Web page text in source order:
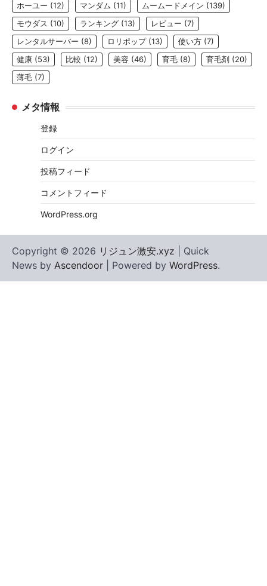
ホーユー (12) マンダム (11) ムームードメイン (139)
モウダス (10) ランキング (13) レビュー (7)
レンタルサーバー (8) ロリポップ(13) 使い方 (7)
健康 (53) 比較 (12) 美容 (46) 育毛 (8) 育毛剤 (20)
薄毛 (7)
メタ情報
登録
ログイン
投稿フィード
コメントフィード
WordPress.org
Copyright © 2026 リジュン激安.xyz | Quick
News by Ascendoor | Powered by WordPress.